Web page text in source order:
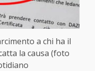
a chi ha il
la causa (foto